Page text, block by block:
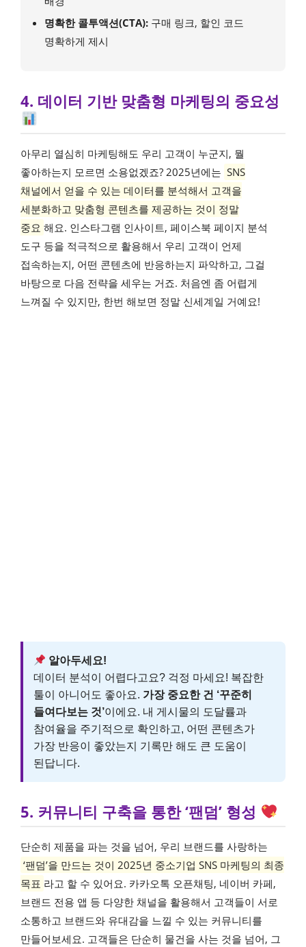
명확한 콜투액션(CTA): 구매 링크, 할인 코드
명확하게 제시
4. 데이터 기반 맞춤형 마케팅의 중요성
아무리 열심히 마케팅해도 우리 고객이 누군지, 뭘
좋아하는지 모르면 소용없겠죠? 2025년에는 SNS
채널에서 얻을 수 있는 데이터를 분석해서 고객을
세분화하고 맞춤형 콘텐츠를 제공하는 것이 정말
중요 해요. 인스타그램 인사이트, 페이스북 페이지 분석
도구 등을 적극적으로 활용해서 우리 고객이 언제
접속하는지, 어떤 콘텐츠에 반응하는지 파악하고, 그걸
바탕으로 다음 전략을 세우는 거죠. 처음엔 좀 어렵게
느껴질 수 있지만, 한번 해보면 정말 신세계일 거예요!
알아두세요!
데이터 분석이 어렵다고요? 걱정 마세요! 복잡한
툴이 아니어도 좋아요. 가장 중요한 건 ‘꾸준히
들여다보는 것’이에요. 내 게시물의 도달률과
참여율을 주기적으로 확인하고, 어떤 콘텐츠가
가장 반응이 좋았는지 기록만 해도 큰 도움이
된답니다.
5. 커뮤니티 구축을 통한 ‘팬덤’ 형성
단순히 제품을 파는 것을 넘어, 우리 브랜드를 사랑하는
‘팬덤’을 만드는 것이 2025년 중소기업 SNS 마케팅의 최종
목표 라고 할 수 있어요. 카카오톡 오픈채팅, 네이버 카페,
브랜드 전용 앱 등 다양한 채널을 활용해서 고객들이 서로
소통하고 브랜드와 유대감을 느낄 수 있는 커뮤니티를
만들어보세요. 고객들은 단순히 물건을 사는 것을 넘어, 그